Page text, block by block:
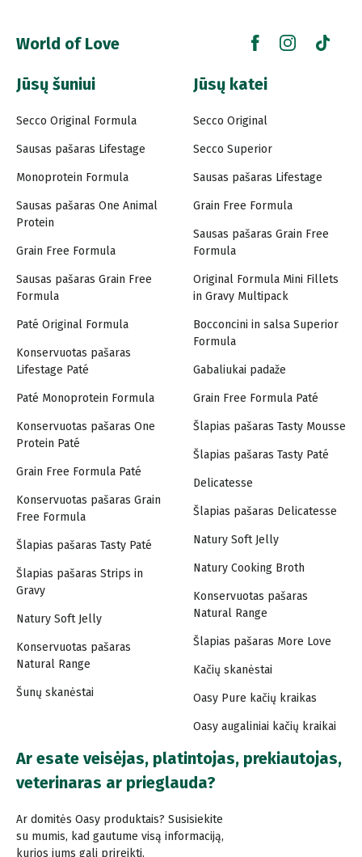
World of Love
Jūsų šuniui
Secco Original Formula
Sausas pašaras Lifestage
Monoprotein Formula
Sausas pašaras One Animal
Protein
Grain Free Formula
Sausas pašaras Grain Free
Formula
Paté Original Formula
Konservuotas pašaras
Lifestage Paté
Paté Monoprotein Formula
Konservuotas pašaras One
Protein Paté
Grain Free Formula Paté
Konservuotas pašaras Grain
Free Formula
Šlapias pašaras Tasty Paté
Šlapias pašaras Strips in
Gravy
Natury Soft Jelly
Konservuotas pašaras
Natural Range
Šunų skanėstai
Jūsų katei
Secco Original
Secco Superior
Sausas pašaras Lifestage
Grain Free Formula
Sausas pašaras Grain Free
Formula
Original Formula Mini Fillets
in Gravy Multipack
Bocconcini in salsa Superior
Formula
Gabaliukai padaže
Grain Free Formula Paté
Šlapias pašaras Tasty Mousse
Šlapias pašaras Tasty Paté
Delicatesse
Šlapias pašaras Delicatesse
Natury Soft Jelly
Natury Cooking Broth
Konservuotas pašaras
Natural Range
Šlapias pašaras More Love
Kačių skanėstai
Oasy Pure kačių kraikas
Oasy augaliniai kačių kraikai
Ar esate veisėjas, platintojas, prekiautojas,
veterinaras ar prieglauda?
Ar domitės Oasy produktais? Susisiekite
su mumis, kad gautume visą informaciją,
kurios jums gali prireikti.